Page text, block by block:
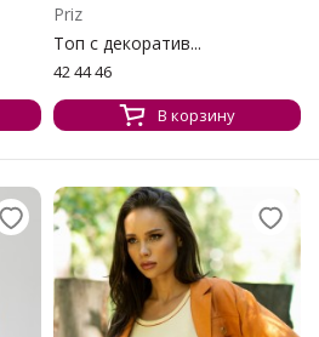
Priz
Топ с декоратив...
42 44 46
В корзину